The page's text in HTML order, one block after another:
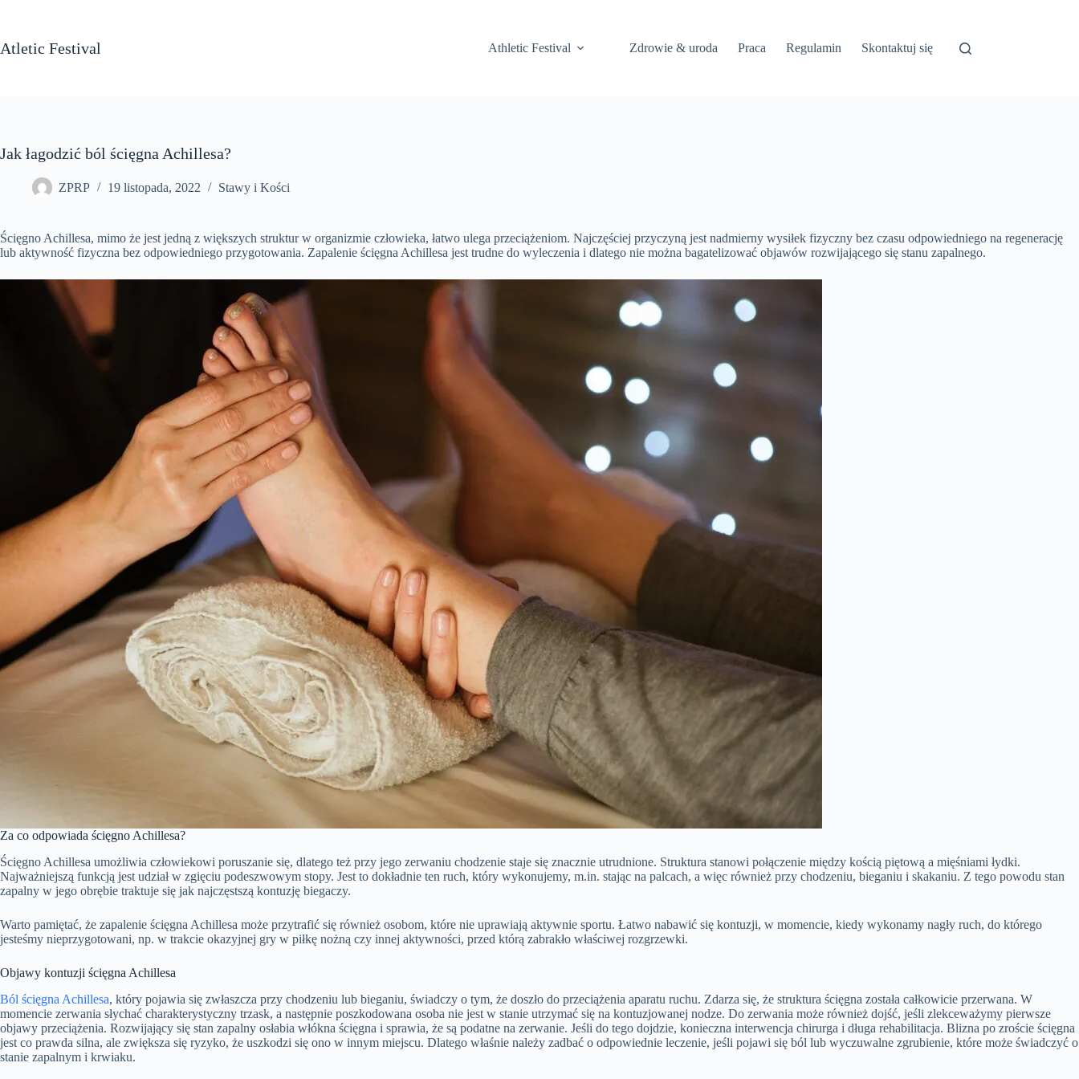
Atletic Festival Athletic Festival Zdrowie & uroda Praca Regulamin Skontaktuj się
Jak łagodzić ból ścięgna Achillesa?
ZPRP 19 listopada, 2022 Stawy i Kości
Ścięgno Achillesa, mimo że jest jedną z większych struktur w organizmie człowieka, łatwo ulega przeciążeniom. Najczęściej przyczyną jest nadmierny wysiłek fizyczny bez czasu odpowiedniego na regenerację
lub aktywność fizyczna bez odpowiedniego przygotowania. Zapalenie ścięgna Achillesa jest trudne do wyleczenia i dlatego nie można bagatelizować objawów rozwijającego się stanu zapalnego.
Za co odpowiada ścięgno Achillesa?
Ścięgno Achillesa umożliwia człowiekowi poruszanie się, dlatego też przy jego zerwaniu chodzenie staje się znacznie utrudnione. Struktura stanowi połączenie między kością piętową a mięśniami łydki.
Najważniejszą funkcją jest udział w zgięciu podeszwowym stopy. Jest to dokładnie ten ruch, który wykonujemy, m.in. stając na palcach, a więc również przy chodzeniu, bieganiu i skakaniu. Z tego powodu stan
zapalny w jego obrębie traktuje się jak najczęstszą kontuzję biegaczy.
Warto pamiętać, że zapalenie ścięgna Achillesa może przytrafić się również osobom, które nie uprawiają aktywnie sportu. Łatwo nabawić się kontuzji, w momencie, kiedy wykonamy nagły ruch, do którego
jesteśmy nieprzygotowani, np. w trakcie okazyjnej gry w piłkę nożną czy innej aktywności, przed którą zabrakło właściwej rozgrzewki.
Objawy kontuzji ścięgna Achillesa
Ból ścięgna Achillesa, który pojawia się zwłaszcza przy chodzeniu lub bieganiu, świadczy o tym, że doszło do przeciążenia aparatu ruchu. Zdarza się, że struktura ścięgna została całkowicie przerwana. W
momencie zerwania słychać charakterystyczny trzask, a następnie poszkodowana osoba nie jest w stanie utrzymać się na kontuzjowanej nodze. Do zerwania może również dojść, jeśli zlekceważymy pierwsze
objawy przeciążenia. Rozwijający się stan zapalny osłabia włókna ścięgna i sprawia, że są podatne na zerwanie. Jeśli do tego dojdzie, konieczna interwencja chirurga i długa rehabilitacja. Blizna po zroście ścięgna
jest co prawda silna, ale zwiększa się ryzyko, że uszkodzi się ono w innym miejscu. Dlatego właśnie należy zadbać o odpowiednie leczenie, jeśli pojawi się ból lub wyczuwalne zgrubienie, które może świadczyć o
stanie zapalnym i krwiaku.